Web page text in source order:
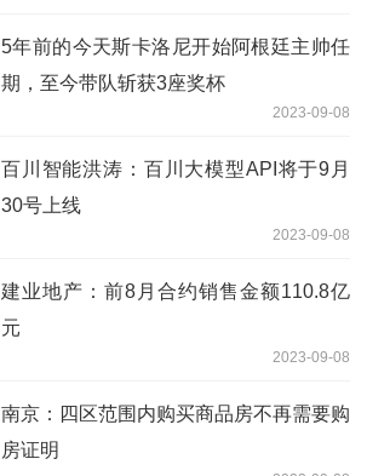
5年前的今天斯卡洛尼开始阿根廷主帅任
期，至今带队斩获3座奖杯
2023-09-08
百川智能洪涛：百川大模型API将于9月
30号上线
2023-09-08
建业地产：前8月合约销售金额110.8亿
元
2023-09-08
南京：四区范围内购买商品房不再需要购
房证明